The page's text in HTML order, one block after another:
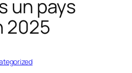
un pays
2025